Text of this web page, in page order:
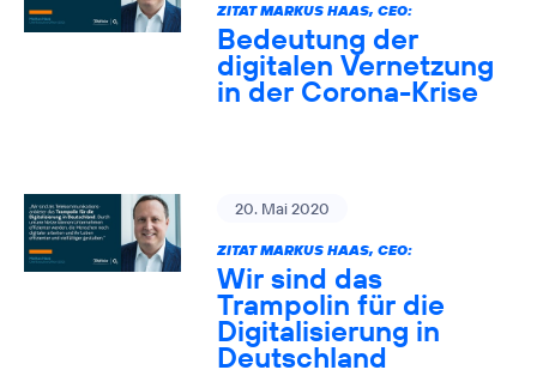
ZITAT MARKUS HAAS, CEO:
Bedeutung der
digitalen Vernetzung
in der Corona-Krise
20. Mai 2020
ZITAT MARKUS HAAS, CEO:
Wir sind das
Trampolin für die
Digitalisierung in
Deutschland